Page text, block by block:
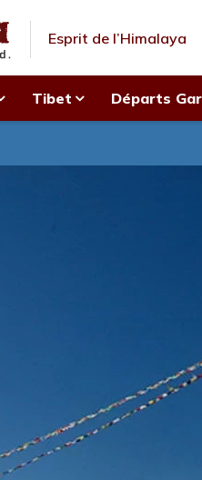
Esprit de l’Himalaya
Tibet Départs